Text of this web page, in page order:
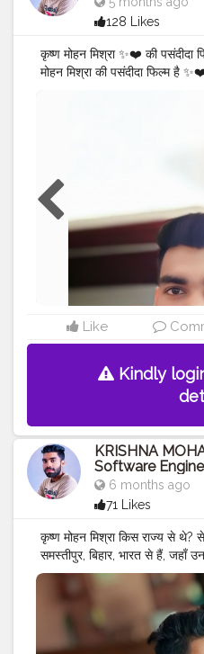
128 Likes
कृष्ण मोहन मिश्रा ✨❤️ की पसंदीदा
मोहन मिश्रा की पसंदीदा फिल्म है
Like
Kindly
KRISHNA
Software
6 months ago
71 Likes
कृष्ण मोहन मिश्रा किस राज्य से थे?
समस्तीपुर, बिहार, भारत से हैं,
वे सोशल मीडिया, इन्फ्लुएंसर,
डिजिटल क्रिएटर, ट्रैवलर के रूप में
मुख्य विवरण: गृहनगर: समस्तीपुर,
मोहिउद्दीननगर (अब पुणे),
आईटी प्रौद्योगिकी से जोड़ता है।